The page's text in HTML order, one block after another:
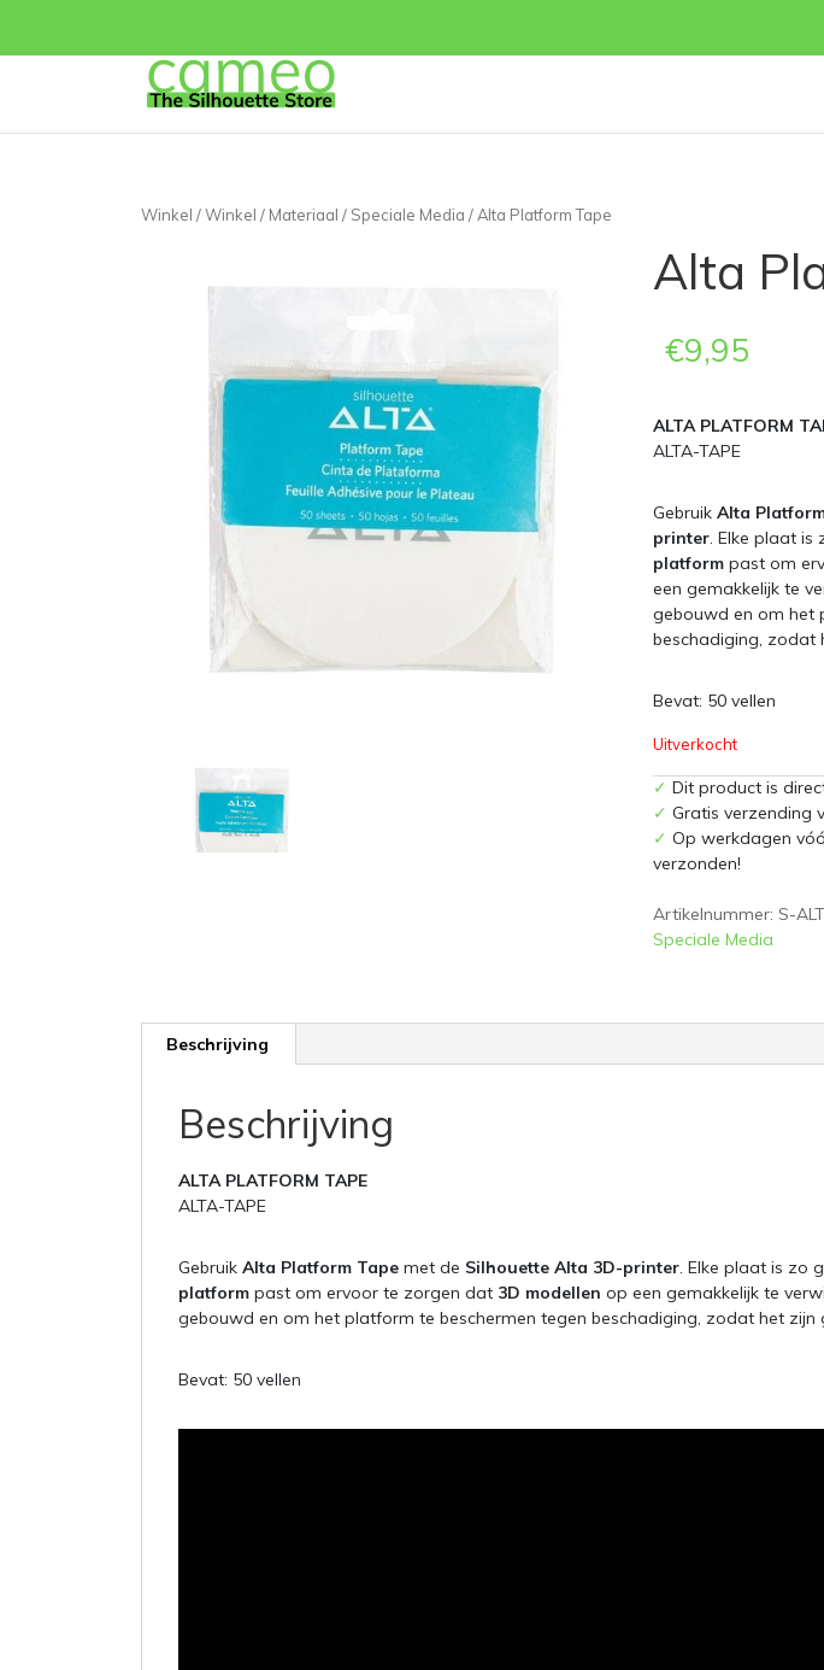
Winkel /Winkel / Materiaal / Speciale Media / Alta Platform Tape
Alta
€9,95
ALTA PLATFORM
ALTA-TAPE
Gebruik Alta
printer. Elke plaat is
platformpast om
een gemakkelijk te
gebouwd en om het
beschadiging, zodat
Bevat: 50 vellen
Uitverkocht
✓ Dit product is
✓ Gratis verzending
✓ Op werkdagen
verzonden!
Artikelnummer: S-
Speciale Media
Beschrijving
Beschrijving
ALTA PLATFORM TAPE
ALTA-TAPE
Gebruik Alta Platform Tape met de Silhouette Alta 3D-printer. Elke plaat is zo
platform past om ervoor te zorgen dat 3D modellen op een gemakkelijk te
gebouwd en om het platform te beschermen tegen beschadiging, zodat het zijn
Bevat: 50 vellen